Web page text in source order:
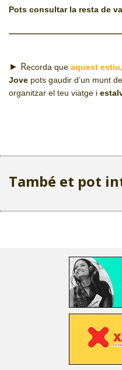
Pots consultar la resta de
► Recorda que aquest
Jove pots gaudir d’un munt de
organitzar el teu viatge i
També et pot